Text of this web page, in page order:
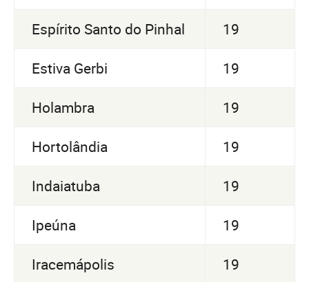
Espírito Santo do Pinhal 19
Estiva Gerbi 19
Holambra 19
Hortolândia 19
Indaiatuba 19
Ipeúna 19
Iracemápolis 19